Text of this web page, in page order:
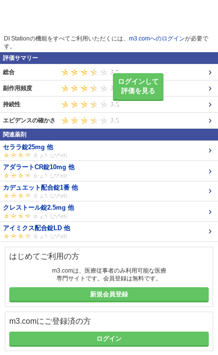
DI Stationの機能をすべてご利用いただくには、 m3.comへのログインが必要で
す。
評価サマリー
ログインして
評価を見る
総合
副作用頻度
持続性
エビデンスの確かさ
関連薬剤
セララ錠25mg 他
アダラートCR錠10mg 他
カデュエット配合錠1番 他
クレストール錠2.5mg 他
アイミクス配合錠LD 他
はじめてご利用の方
m3.comは、医療従事者のみ利用可能な医療
専門サイトです。会員登録は無料です。
新規会員登録
m3.comにご登録済の方
ログイン